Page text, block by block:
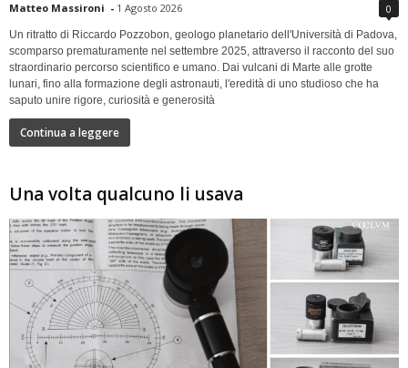
Matteo Massironi - 1 Agosto 2026 0
Un ritratto di Riccardo Pozzobon, geologo planetario dell'Università di Padova,
scomparso prematuramente nel settembre 2025, attraverso il racconto del suo
straordinario percorso scientifico e umano. Dai vulcani di Marte alle grotte
lunari, fino alla formazione degli astronauti, l'eredità di uno studioso che ha
saputo unire rigore, curiosità e generosità
Continua a leggere
Una volta qualcuno li usava